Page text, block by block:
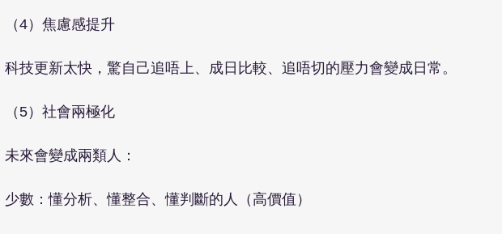
（4）焦慮感提升
科技更新太快，驚自己追唔上、成日比較、追唔切的壓力會變成日常。
（5）社會兩極化
未來會變成兩類人：
少數：懂分析、懂整合、懂判斷的人（高價值）